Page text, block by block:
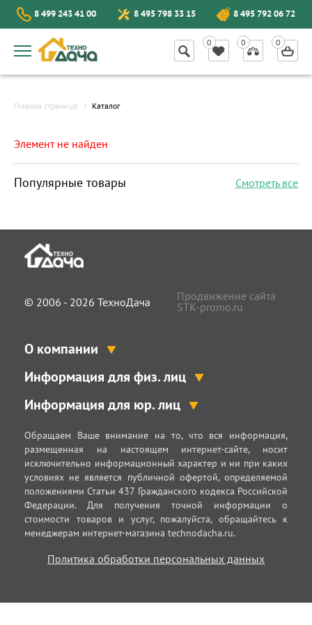
8 499 243 41 00 8 495 798 33 15 8 495 792 06 72
Главная страница Каталог
Элемент не найден
Популярные товары Смотреть все
© 2006 - 2026 ТехноДача
Продвижение сайта
STK-promo.ru
О компании
Информация для физ. лиц
Информация для юр. лиц
Обращаем Ваше внимание на то, что вся информация,
размещенная на настоящем интернет-сайте, носит
исключительно информационный характер и ни при каких
условиях не является публичной офертой, определяемой
положениями Статьи 437 Гражданского кодекса Российской
Федерации. Для получения точной информации о
стоимости товаров и услуг, пожалуйста, обращайтесь к
менеджерам интернет-магазина technodacha.ru.
Политика обработки персональных данных